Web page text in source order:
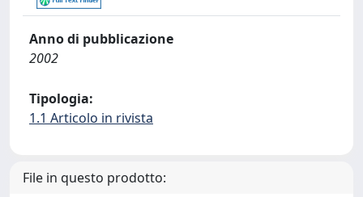
Anno di pubblicazione
2002
Tipologia:
1.1 Articolo in rivista
File in questo prodotto: